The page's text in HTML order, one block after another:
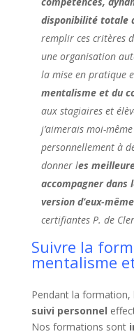
disponibilité totale
remplir ces critères
une organisation
la mise en pratique
mentalisme et du
aux stagiaires et
j’aimerais moi-
personnellement à
donner les
accompagner
version d’eux-même
certifiantes P. de
Suivre la
mentalisme
Pendant la formation,
suivi personnel
Nos formations sont